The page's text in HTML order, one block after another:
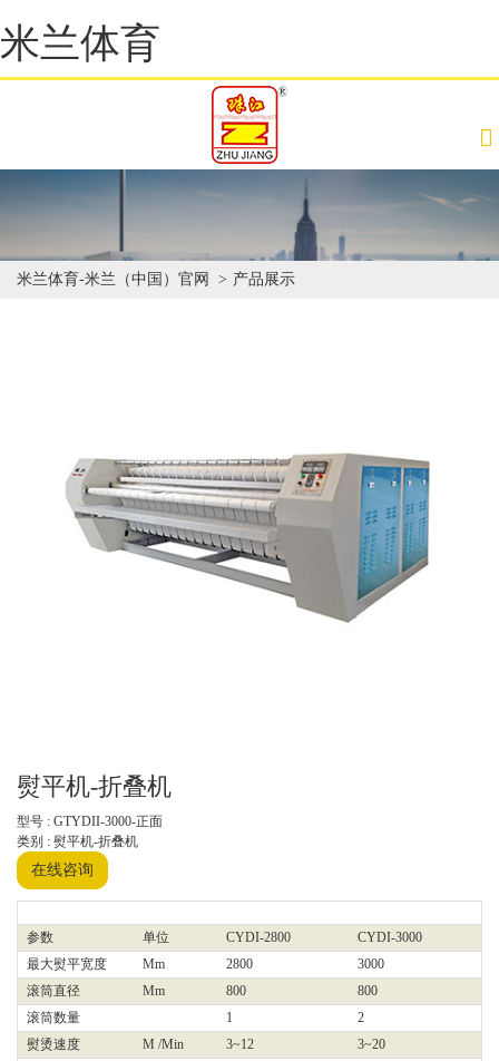
米兰体育
米兰体育-米兰（中国）官网 产品展示
熨平机-折叠机
型号 : GTYDII-3000-正面
类别 : 熨平机-折叠机
在线咨询
参数 单位 CYDI-2800
CYDI-3000
最大熨平宽度
Mm 2800
3000
滚筒直径
Mm 800
800
滚筒数量
1
2
熨烫速度
M /Min 3~12
3~20